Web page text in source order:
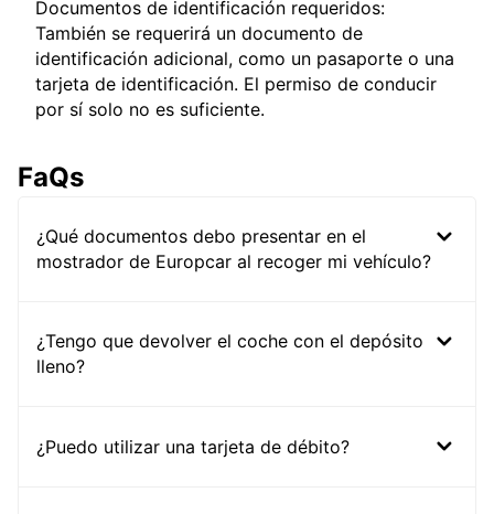
Documentos de identificación requeridos:
También se requerirá un documento de
identificación adicional, como un pasaporte o una
tarjeta de identificación. El permiso de conducir
por sí solo no es suficiente.
FaQs
¿Qué documentos debo presentar en el
mostrador de Europcar al recoger mi vehículo?
¿Tengo que devolver el coche con el depósito
lleno?
¿Puedo utilizar una tarjeta de débito?